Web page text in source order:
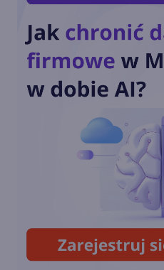
lat!
W
Kod
kilku